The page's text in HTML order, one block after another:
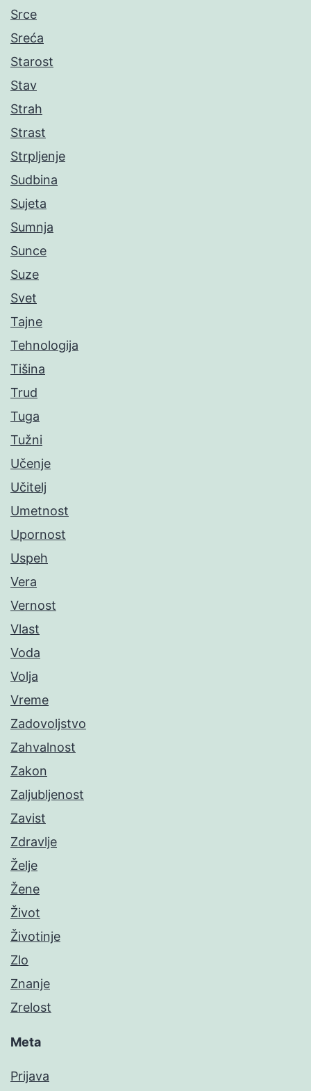
Srce
Sreća
Starost
Stav
Strah
Strast
Strpljenje
Sudbina
Sujeta
Sumnja
Sunce
Suze
Svet
Tajne
Tehnologija
Tišina
Trud
Tuga
Tužni
Učenje
Učitelj
Umetnost
Upornost
Uspeh
Vera
Vernost
Vlast
Voda
Volja
Vreme
Zadovoljstvo
Zahvalnost
Zakon
Zaljubljenost
Zavist
Zdravlje
Želje
Žene
Život
Životinje
Zlo
Znanje
Zrelost
Meta
Prijava